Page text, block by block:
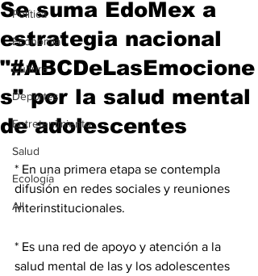
Política
Economía
Cultura
Deportes
Entretenimiento
Salud
Ecología
All
Se suma EdoMex a
estrategia nacional
"#ABCDeLasEmocione
s" por la salud mental
de adolescentes
* En una primera etapa se contempla
difusión en redes sociales y reuniones
interinstitucionales.
* Es una red de apoyo y atención a la
salud mental de las y los adolescentes